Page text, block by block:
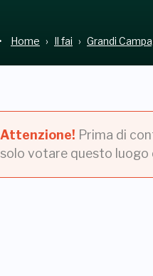
Home Il fai Grandi
Attenzione! Prima di
solo votare questo luogo